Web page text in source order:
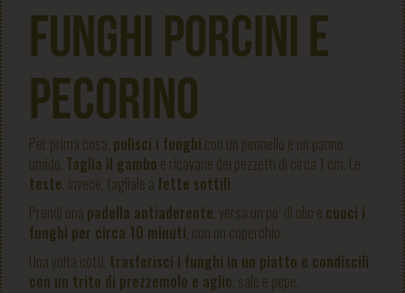
funghi porcini e
pecorino
Per prima cosa, pulisci i funghi con un pennello e un panno
umido. Taglia il gambo e ricavane dei pezzetti di circa 1 cm. Le
teste, invece, tagliale a fette sottili.
Prendi una padella antiaderente, versa un po’ di olio e cuoci i
funghi per circa 10 minuti, con un coperchio.
Una volta cotti, trasferisci i funghi in un piatto e condiscili
con un trito di prezzemolo e aglio, sale e pepe.